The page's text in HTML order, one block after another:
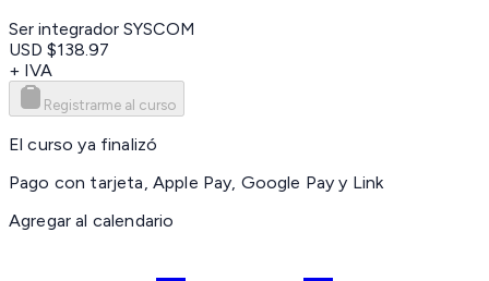
Ser integrador SYSCOM
USD $138.97
+ IVA
Registrarme al curso
El curso ya finalizó
Pago con tarjeta, Apple Pay, Google Pay y Link
Agregar al calendario